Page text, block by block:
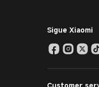
Sigue Xiaomi